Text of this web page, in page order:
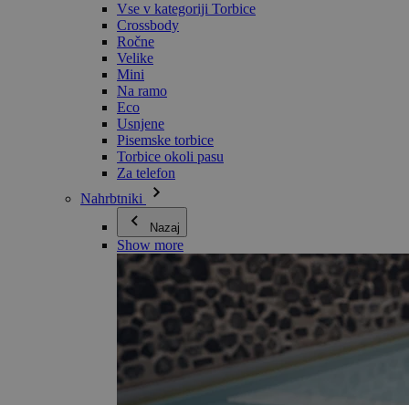
Vse v kategoriji Torbice
Crossbody
Ročne
Velike
Mini
Na ramo
Eco
Usnjene
Pisemske torbice
Torbice okoli pasu
Za telefon
Nahrbtniki
Nazaj
Show more